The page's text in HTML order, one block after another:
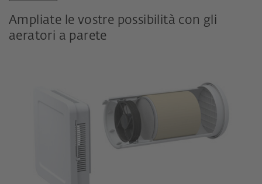
Ampliate le vostre possibilità con gli
aeratori a parete